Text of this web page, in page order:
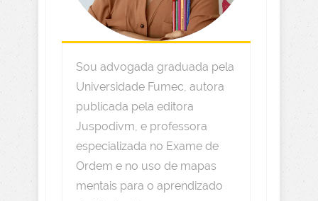
Sou advogada graduada pela
Universidade Fumec, autora
publicada pela editora
Juspodivm, e professora
especializada no Exame de
Ordem e no uso de mapas
mentais para o aprendizado